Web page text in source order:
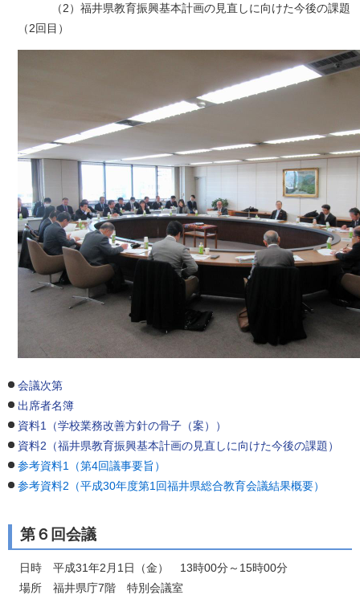
（2）福井県教育振興基本計画の見直しに向けた今後の課題
（2回目）
会議次第
出席者名簿
資料1（学校業務改善方針の骨子（案））
資料2（福井県教育振興基本計画の見直しに向けた今後の課題）
参考資料1（第4回議事要旨）
参考資料2（平成30年度第1回福井県総合教育会議結果概要）
第６回会議
日時 平成31年2月1日（金） 13時00分～15時00分
場所 福井県庁7階 特別会議室